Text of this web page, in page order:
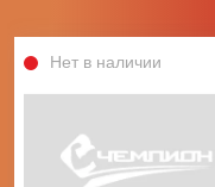
Нет в наличии